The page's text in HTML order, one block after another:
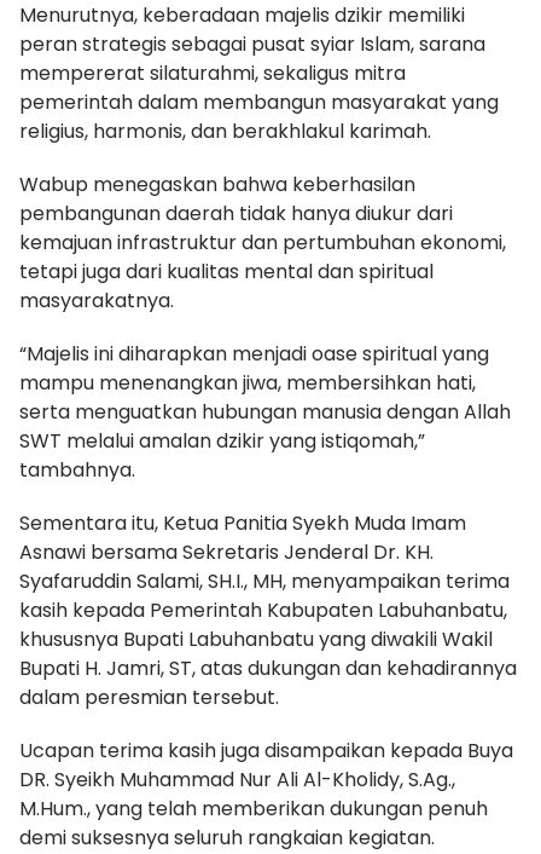
Menurutnya, keberadaan majelis dzikir memiliki
peran strategis sebagai pusat syiar Islam, sarana
mempererat silaturahmi, sekaligus mitra
pemerintah dalam membangun masyarakat yang
religius, harmonis, dan berakhlakul karimah.
Wabup menegaskan bahwa keberhasilan
pembangunan daerah tidak hanya diukur dari
kemajuan infrastruktur dan pertumbuhan ekonomi,
tetapi juga dari kualitas mental dan spiritual
masyarakatnya.
“Majelis ini diharapkan menjadi oase spiritual yang
mampu menenangkan jiwa, membersihkan hati,
serta menguatkan hubungan manusia dengan Allah
SWT melalui amalan dzikir yang istiqomah,”
tambahnya.
Sementara itu, Ketua Panitia Syekh Muda Imam
Asnawi bersama Sekretaris Jenderal Dr. KH.
Syafaruddin Salami, SH.I., MH, menyampaikan terima
kasih kepada Pemerintah Kabupaten Labuhanbatu,
khususnya Bupati Labuhanbatu yang diwakili Wakil
Bupati H. Jamri, ST, atas dukungan dan kehadirannya
dalam peresmian tersebut.
Ucapan terima kasih juga disampaikan kepada Buya
DR. Syeikh Muhammad Nur Ali Al-Kholidy, S.Ag.,
M.Hum., yang telah memberikan dukungan penuh
demi suksesnya seluruh rangkaian kegiatan.